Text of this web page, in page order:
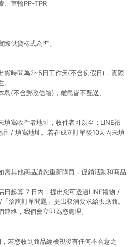
、車輪PP+TPR
供貨樣式為準。
貨時間為3~5日工作天(不含例假日)，實際
(不含郵政信箱)，離島皆不配送。
填寫收件者地址，收件者可以至：LINE禮
/ 填寫地址。若在成立訂單後10天內未填
需其他商品請您重新購買，促銷活動和商品
日起算 7 日內，提出您可透過LINE禮物 /
洽詢訂單問題」提出取消要求給供應商。
絡，我們會立即為您處理。
若您收到商品經檢視後有任何不合意之